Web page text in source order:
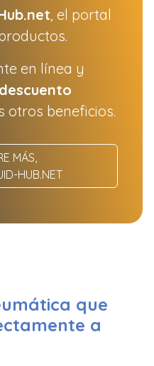
, el portal
en línea y
otros beneficios.
MÁS,
HUB.NET
que
a